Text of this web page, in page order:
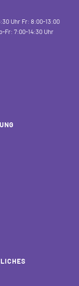
Uhr Fr: 8:00-13:00
Fr: 7:00-14:30 Uhr